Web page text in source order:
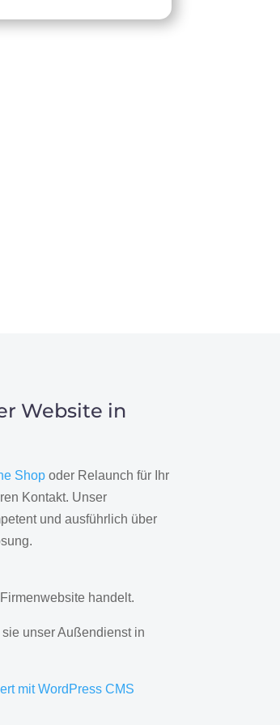
Website in
Shopoder Relaunch für Ihr
Kontakt. Unser
und ausführlich über
handelt.
unser Außendienst in
mit WordPress CMS